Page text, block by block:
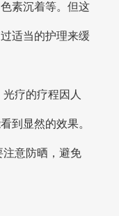
素沉着等。但这
适当的护理来缓
疗的疗程因人
到显然的效果。
注意防晒，避免